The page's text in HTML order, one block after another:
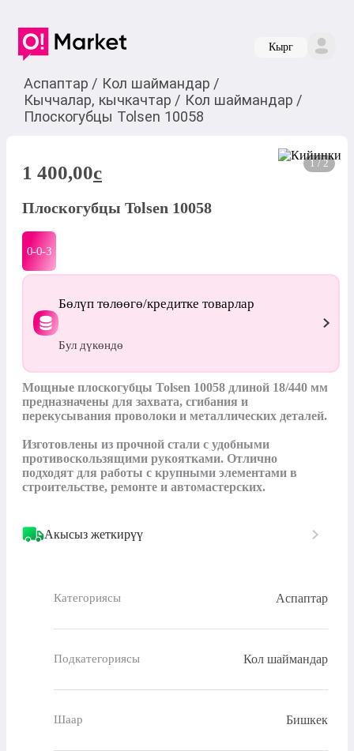
Кырг
Аспаптар / Кол шаймандар /
Кыччалар, кычкачтар / Кол шаймандар /
Плоскогубцы Tolsen 10058
1 / 2
1 400,00c
Плоскогубцы Tolsen 10058
0-0-3
Бөлүп төлөөгө/кредитке товарлар
Бул дүкөндө
Мощные плоскогубцы Tolsen 10058 длиной 18/440 мм
предназначены для захвата, сгибания и
перекусывания проволоки и металлических деталей.
Изготовлены из прочной стали с удобными
противоскользящими рукоятками. Отлично
подходят для работы с крупными элементами в
строительстве, ремонте и автомастерских.
Акысыз жеткирүү
Категориясы Аспаптар
Подкатегориясы Кол шаймандар
Шаар Бишкек